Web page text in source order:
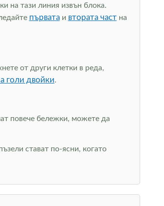
на тази линия извън блока.
първатаи втората частна
от други клетки в реда,
голи двойки.
повече бележки, можете да
стават по-ясни, когато